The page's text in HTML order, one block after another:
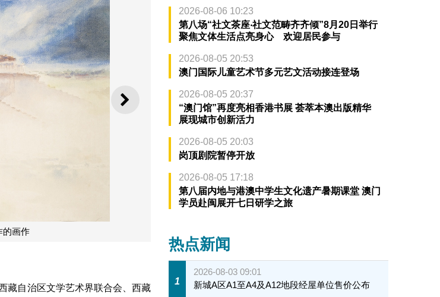
下一则
的画作
自治区文学艺术界联合会、西藏
2026-08-06 10:23
第八场“社文茶座‧社文范畴齐齐倾”8月20日举行
聚焦文体生活点亮身心 欢迎居民参与
2026-08-05 20:53
澳门国际儿童艺术节多元艺文活动接连登场
2026-08-05 20:37
“澳门馆”再度亮相香港书展 荟萃本澳出版精华
展现城市创新活力
2026-08-05 20:03
岗顶剧院暂停开放
2026-08-05 17:18
第八届内地与港澳中学生文化遗产暑期课堂 澳门
学员赴闽展开七日研学之旅
热点新闻
1
2026-08-03 09:01
新城A区A1至A4及A12地段经屋单位售价公布